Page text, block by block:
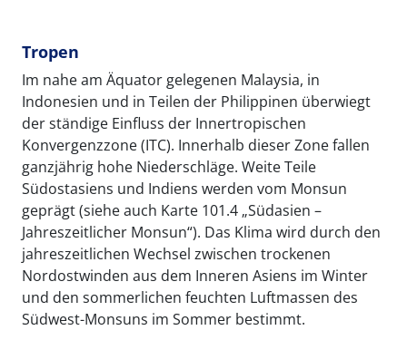
Tropen
Im nahe am Äquator gelegenen Malaysia, in
Indonesien und in Teilen der Philippinen überwiegt
der ständige Einfluss der Innertropischen
Konvergenzzone (ITC). Innerhalb dieser Zone fallen
ganzjährig hohe Niederschläge. Weite Teile
Südostasiens und Indiens werden vom Monsun
geprägt (siehe auch Karte 101.4 „Südasien –
Jahreszeitlicher Monsun“). Das Klima wird durch den
jahreszeitlichen Wechsel zwischen trockenen
Nordostwinden aus dem Inneren Asiens im Winter
und den sommerlichen feuchten Luftmassen des
Südwest-Monsuns im Sommer bestimmt.